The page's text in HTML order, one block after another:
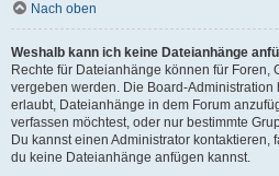
Nach oben
Weshalb kann ich keine Dateianhänge
Rechte für Dateianhänge können für Foren,
vergeben werden. Die Board-
erlaubt, Dateianhänge in dem Forum
verfassen möchtest, oder nur bestimmte
Du kannst einen Administrator kontaktieren,
du keine Dateianhänge anfügen kannst.